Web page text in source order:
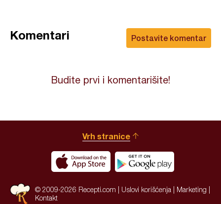
Postavite komentar
Komentari
Budite prvi i komentarišite!
Vrh stranice
© 2009-2026 Recepti.com | Uslovi korišćenja Marketing
Kontakt